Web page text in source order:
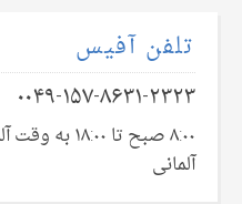
تلفن آفیس
۰۰۴۹-۱۵۷-۸۶۳۱-۲۳۲۳
۸:۰۰ صبح تا
آلمانی